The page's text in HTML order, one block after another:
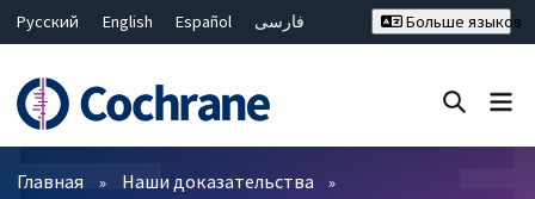
Русский English Español
فارسی
Bahasa Malaysia
ไทย
繁體中文
简体中文
Больше языков
Фильтры
Главная Наши доказательства